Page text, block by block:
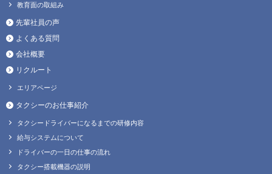
教育面の取組み
先輩社員の声
よくある質問
会社概要
リクルート
エリアページ
タクシーのお仕事紹介
タクシードライバーになるまでの研修内容
給与システムについて
ドライバーの一日の仕事の流れ
タクシー搭載機器の説明